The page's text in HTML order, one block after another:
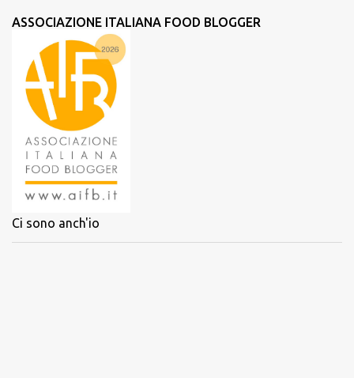
ASSOCIAZIONE ITALIANA FOOD BLOGGER
Ci sono anch'io